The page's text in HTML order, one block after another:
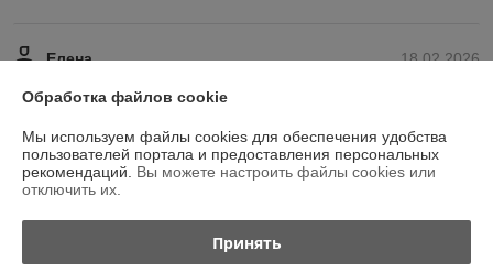
18.02.2026
Елена
Отлично
Показать все отзывы
Контакты
Обработка файлов cookie
Мы используем файлы cookies для обеспечения удобства
пользователей портала и предоставления персональных
рекомендаций. Вы можете настроить файлы cookies или
отключить их.
Принять